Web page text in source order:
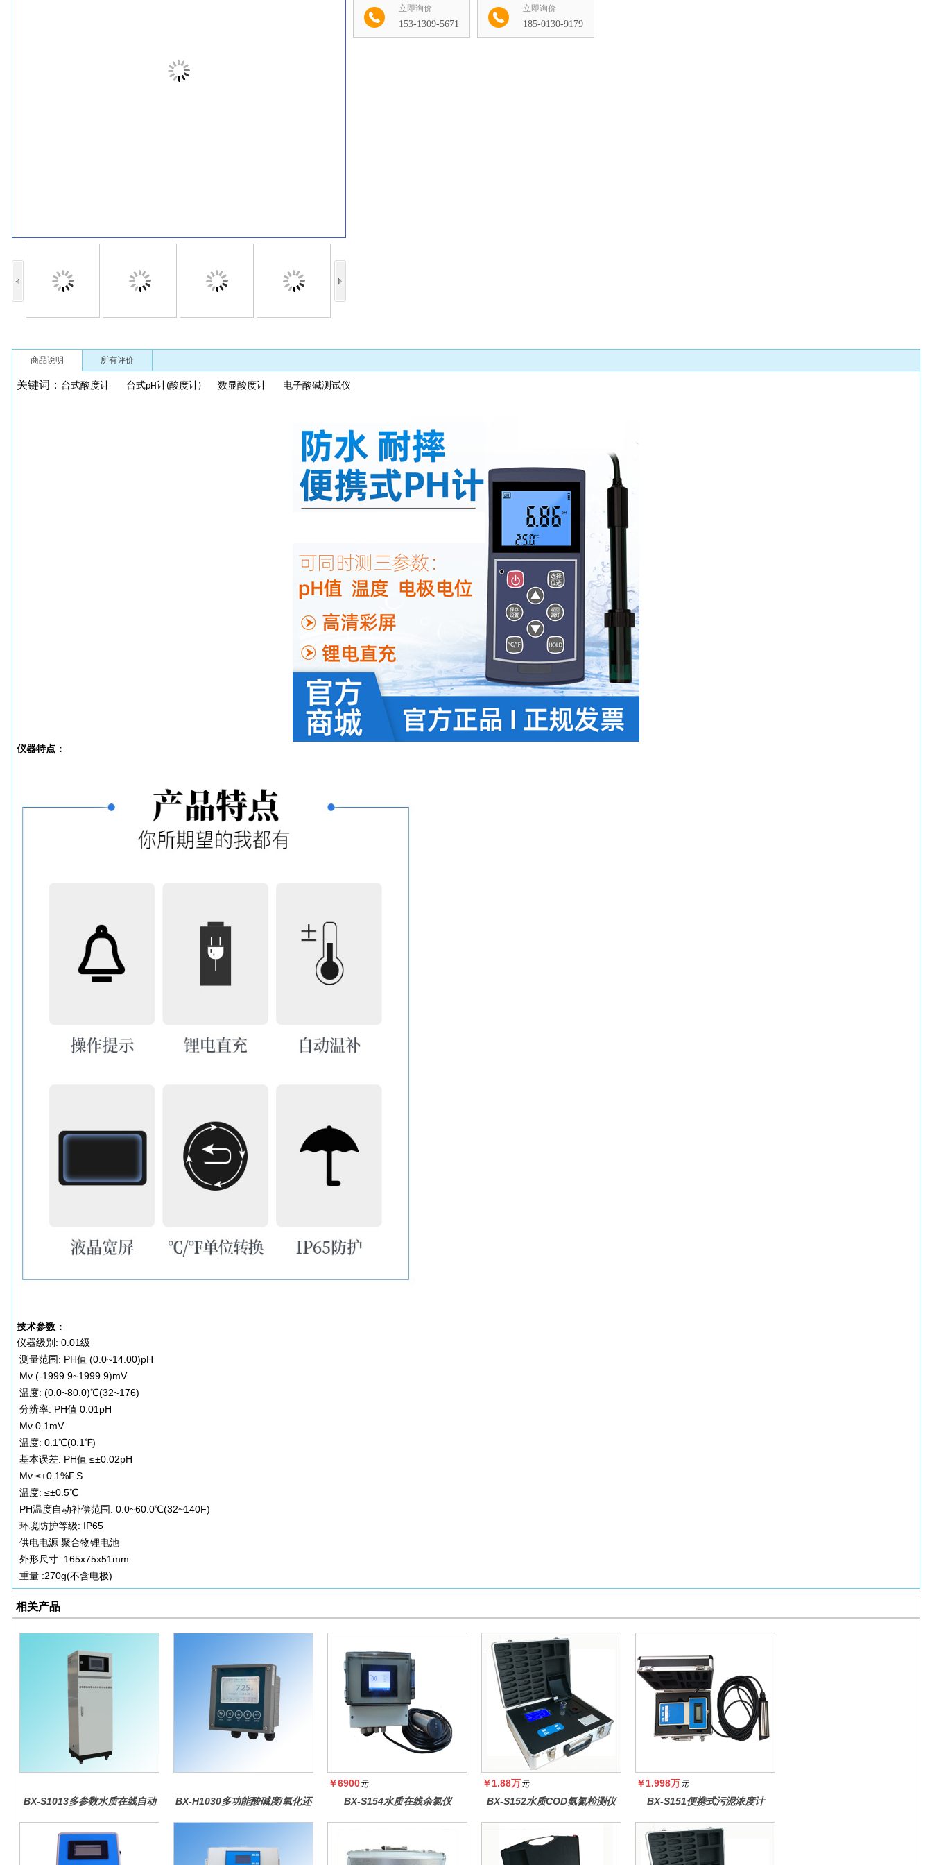
立即询价
153-1309-5671
立即询价
185-0130-9179
商品说明 所有评价
关键词： 台式酸度计 台式pH计(酸度计) 数显酸度计 电子酸碱测试仪
仪器特点：
技术参数：
仪器级别: 0.01级
测量范围: PH值 (0.0~14.00)pH
Mv (-1999.9~1999.9)mV
温度: (0.0~80.0)℃(32~176)
分辨率: PH值 0.01pH
Mv 0.1mV
温度: 0.1℃(0.1℉)
基本误差: PH值 ≤±0.02pH
Mv ≤±0.1%F.S
温度: ≤±0.5℃
PH温度自动补偿范围: 0.0~60.0℃(32~140F)
环境防护等级: IP65
供电电源 聚合物锂电池
外形尺寸 :165x75x51mm
重量 :270g(不含电极)
相关产品
BX-S1013多参数水质在线自动
BX-H1030多功能酸碱度/氧化还
￥6900元
BX-S154水质在线余氯仪
￥1.88万元
BX-S152水质COD氨氮检测仪
￥1.998万元
BX-S151便携式污泥浓度计